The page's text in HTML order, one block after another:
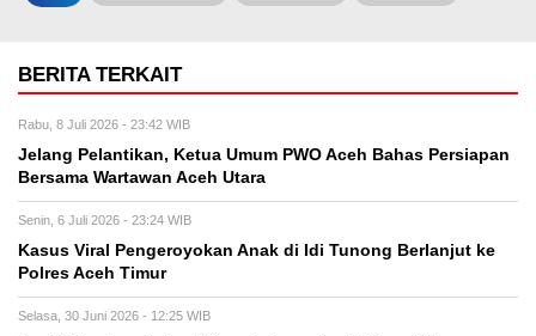
BERITA TERKAIT
Rabu, 8 Juli 2026 - 23:42 WIB
Jelang Pelantikan, Ketua Umum PWO Aceh Bahas Persiapan
Bersama Wartawan Aceh Utara
Senin, 6 Juli 2026 - 23:24 WIB
Kasus Viral Pengeroyokan Anak di Idi Tunong Berlanjut ke
Polres Aceh Timur
Selasa, 30 Juni 2026 - 12:25 WIB